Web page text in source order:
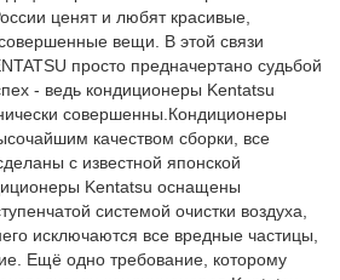
ценят и любят красивые,
вещи. В этой связи
просто предначертано судьбой
- ведь кондиционеры Kentatsu
совершенны.Кондиционеры
качеством сборки, все
с известной японской
Kentatsu оснащены
системой очистки воздуха,
исключаются все вредные частицы,
Ещё одно требование, которому